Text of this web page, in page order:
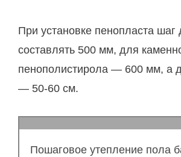
При установке пенопласта шаг
составлять 500 мм, для
пенополистирола — 600 мм, а
— 50-60 см.
Пошаговое утепление пола